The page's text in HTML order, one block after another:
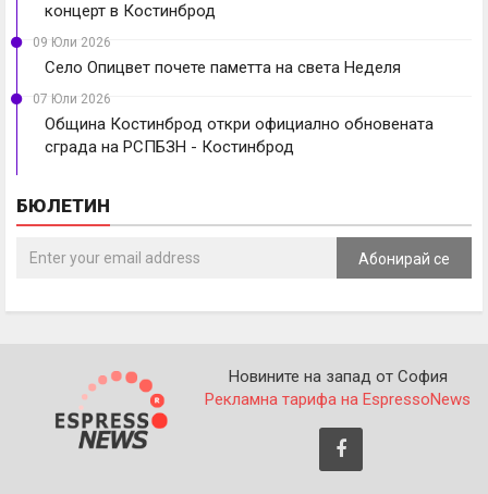
концерт в Костинброд
09 Юли 2026
Село Опицвет почете паметта на света Неделя
07 Юли 2026
Община Костинброд откри официално обновената
сграда на РСПБЗН - Костинброд
БЮЛЕТИН
Абонирай се
Новините на запад от София
Рекламна тарифа на EspressoNews